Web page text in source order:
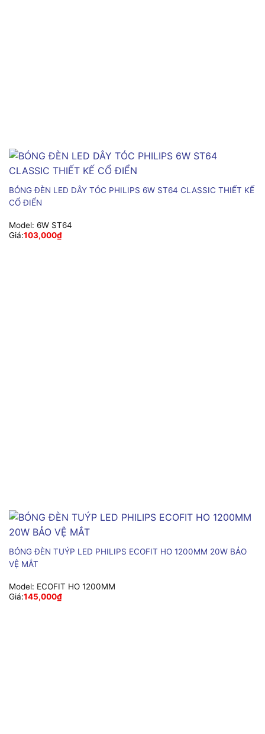
BÓNG ĐÈN LED DÂY TÓC PHILIPS 6W ST64 CLASSIC THIẾT KẾ
CỔ ĐIỂN
Model: 6W ST64
Giá:103,000₫
BÓNG ĐÈN TUÝP LED PHILIPS ECOFIT HO 1200MM 20W BẢO
VỆ MẮT
Model: ECOFIT HO 1200MM
Giá:145,000₫